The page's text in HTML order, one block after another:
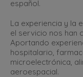
español.
La experiencia y la
el servicio nos han
Aportando
hospitalario,
microelectrónica,
aeroespacial.